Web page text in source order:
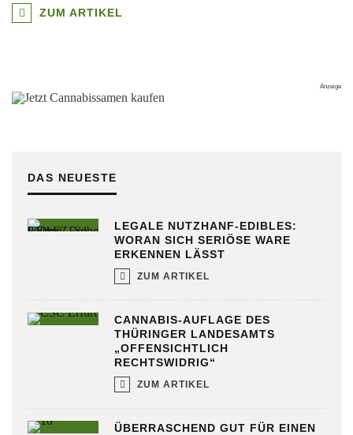
ZUM ARTIKEL
DAS NEUESTE
LEGALE NUTZHANF-EDIBLES:
WORAN SICH SERIÖSE WARE
ERKENNEN LÄSST
ZUM ARTIKEL
CANNABIS-AUFLAGE DES
THÜRINGER LANDESAMTS
„OFFENSICHTLICH
RECHTSWIDRIG“
ZUM ARTIKEL
ÜBERRASCHEND GUT FÜR EINEN